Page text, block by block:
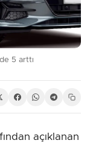
5 arttı
açıklanan